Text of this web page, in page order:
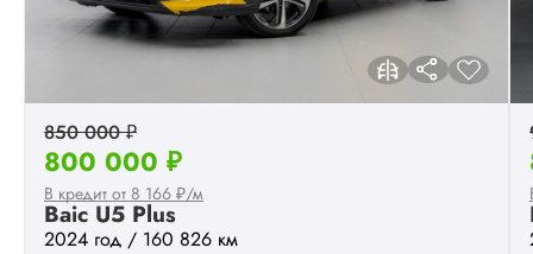
Baic U5 Plus
2024 год / 160 826 км
850 000 ₽
800 000 ₽
В кредит от 8 166 ₽/м